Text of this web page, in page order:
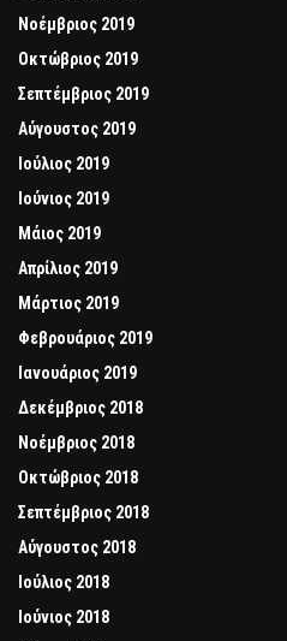
Νοέμβριος 2019
Οκτώβριος 2019
Σεπτέμβριος 2019
Αύγουστος 2019
Ιούλιος 2019
Ιούνιος 2019
Μάιος 2019
Απρίλιος 2019
Μάρτιος 2019
Φεβρουάριος 2019
Ιανουάριος 2019
Δεκέμβριος 2018
Νοέμβριος 2018
Οκτώβριος 2018
Σεπτέμβριος 2018
Αύγουστος 2018
Ιούλιος 2018
Ιούνιος 2018